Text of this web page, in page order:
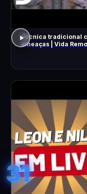
Técnica tradicional
ameaças | Vida
31